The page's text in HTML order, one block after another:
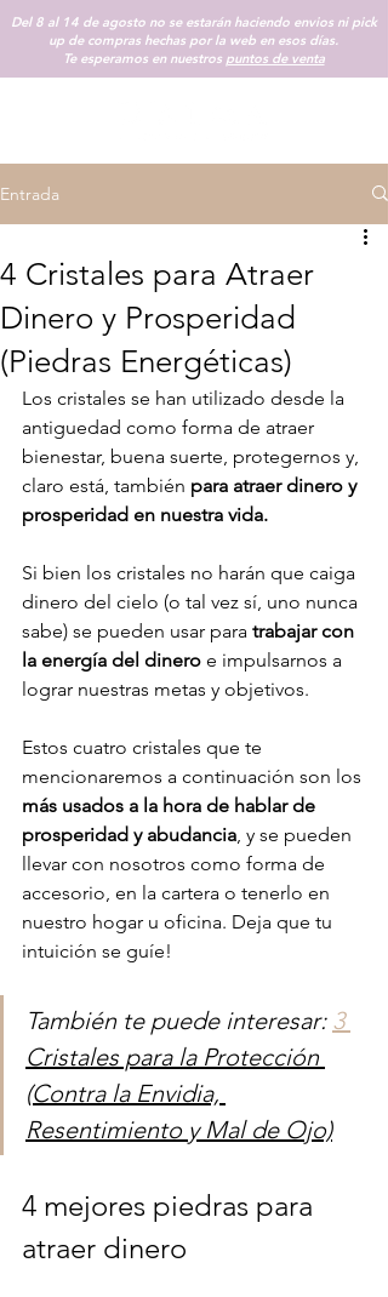
Del 8 al 14 de agosto no se estarán haciendo envios ni pick
up de compras hechas por la web en esos días.
Te esperamos en nuestros puntos de venta
Entrada
4 Cristales para Atraer
Dinero y Prosperidad
(Piedras Energéticas)
Los cristales se han utilizado desde la
antiguedad como forma de atraer
bienestar, buena suerte, protegernos y,
claro está, también para atraer dinero y
prosperidad en nuestra vida.
Si bien los cristales no harán que caiga
dinero del cielo (o tal vez sí, uno nunca
sabe) se pueden usar para trabajar con
la energía del dinero e impulsarnos a
lograr nuestras metas y objetivos.
Estos cuatro cristales que te
mencionaremos a continuación son los
más usados a la hora de hablar de
prosperidad y abudancia, y se pueden
llevar con nosotros como forma de
accesorio, en la cartera o tenerlo en
nuestro hogar u oficina. Deja que tu
intuición se guíe!
También te puede interesar: 3
Cristales para la Protección
(Contra la Envidia,
Resentimiento y Mal de Ojo)
4 mejores piedras para
atraer dinero